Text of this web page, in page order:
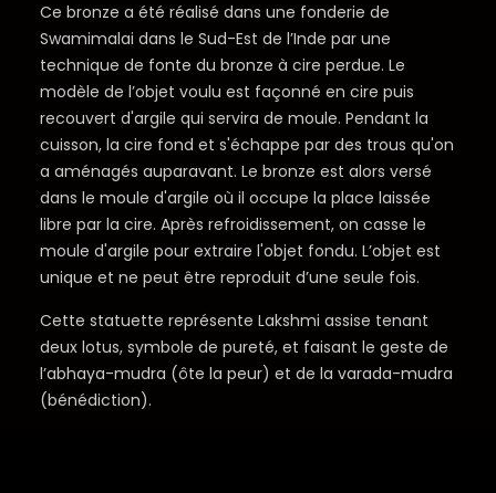
Ce bronze a été réalisé dans une fonderie de
Swamimalai dans le Sud-Est de l’Inde par une
technique de fonte du bronze à cire perdue. Le
modèle de l’objet voulu est façonné en cire puis
recouvert d'argile qui servira de moule. Pendant la
cuisson, la cire fond et s'échappe par des trous qu'on
a aménagés auparavant. Le bronze est alors versé
dans le moule d'argile où il occupe la place laissée
libre par la cire. Après refroidissement, on casse le
moule d'argile pour extraire l'objet fondu. L’objet est
unique et ne peut être reproduit d’une seule fois.
Cette statuette représente Lakshmi assise tenant
deux lotus, symbole de pureté, et faisant le geste de
l’abhaya-mudra (ôte la peur) et de la varada-mudra
(bénédiction).